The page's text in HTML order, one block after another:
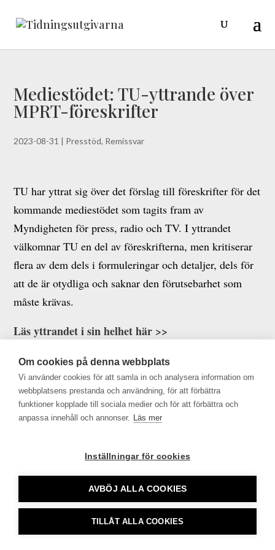
Mediestödet: TU-yttrande över
MPRT-föreskrifter
2023-08-31 | Presstöd, Remissvar
TU har yttrat sig över det förslag till föreskrifter för det
kommande mediestödet som tagits fram av
Myndigheten för press, radio och TV. I yttrandet
välkomnar TU en del av föreskrifterna, men kritiserar
flera av dem dels i formuleringar och detaljer, dels för
att de är otydliga och saknar den förutsebarhet som
måste krävas.
Läs yttrandet i sin helhet här >>
Tidningsutgivarna • info@tu.se • 08-692 46 00 •
tu.se använder sig av Cookies
Om cookies på denna webbplats
Vi använder cookies för att samla in och analysera information om
webbplatsens prestanda och användning, för att förbättra
funktioner kopplade till sociala medier och för att förbättra och
anpassa innehåll och annonser. Läs mer
Inställningar för cookies
AVBÖJ ALLA COOKIES
TILLÅT ALLA COOKIES